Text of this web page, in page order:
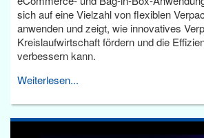
sich auf eine Vielzahl von flexiblen
anwenden und zeigt, wie innovatives
Kreislaufwirtschaft fördern und die
verbessern kann.
Weiterlesen...